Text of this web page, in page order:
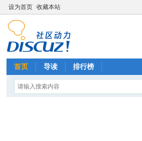
设为首页 收藏本站
首页 导读 排行榜